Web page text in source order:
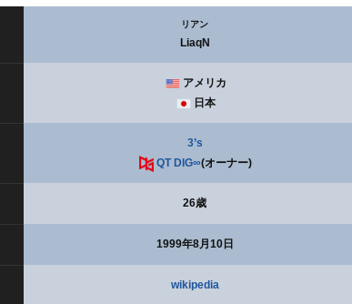
リアン
LiaqN
アメリカ
日本
3’s
QT DIG∞(オーナー)
26歳
1999年8月10日
wikipedia